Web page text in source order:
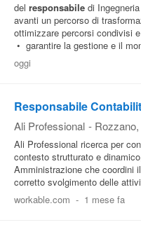
del responsabile di
avanti un percorso di
ottimizzare percorsi condivisi
• garantire la gestione e il
oggi
Responsabile
Ali Professional - Rozzano
Ali Professional ricerca per
contesto strutturato e
Amministrazione che coordini
corretto svolgimento delle
workable.com - 1 mese fa